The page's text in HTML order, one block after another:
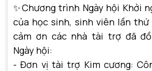
✨Chương trình Ngày hội Khởi
của học sinh, sinh viên lần
cảm ơn các nhà tài trợ đã
Ngày hội:
- Đơn vị tài trợ Kim cương: